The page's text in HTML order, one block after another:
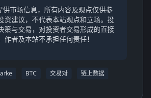
供市场信息，所有内容及观点仅供参
资建议，不代表本站观点和立场。投
策与交易，对投资者交易形成的直接
作者及本站不承担任何责任！
arke BTC 交易对 链上数据